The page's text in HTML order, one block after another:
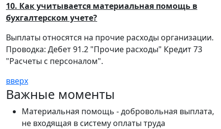
10. Как учитывается материальная помощь в
бухгалтерском учете?
Выплаты относятся на прочие расходы организации.
Проводка: Дебет 91.2 "Прочие расходы" Кредит 73
"Расчеты с персоналом".
вверх
Важные моменты
Материальная помощь - добровольная выплата,
не входящая в систему оплаты труда